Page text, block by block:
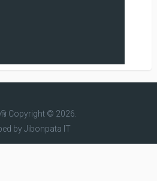
Copyright © 2026.
byJibonpata IT